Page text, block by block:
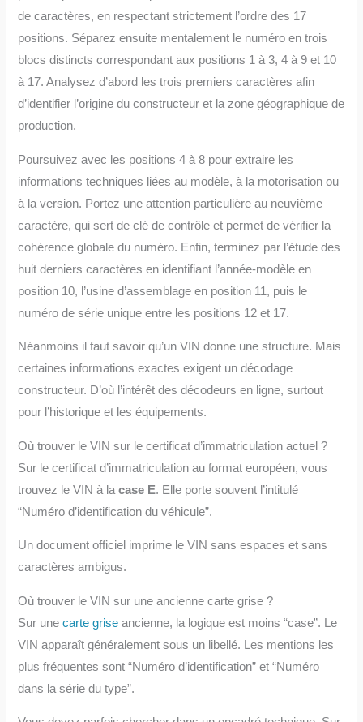
de caractères, en respectant strictement l’ordre des 17
positions. Séparez ensuite mentalement le numéro en trois
blocs distincts correspondant aux positions 1 à 3, 4 à 9 et 10
à 17. Analysez d’abord les trois premiers caractères afin
d’identifier l’origine du constructeur et la zone géographique de
production.
Poursuivez avec les positions 4 à 8 pour extraire les
informations techniques liées au modèle, à la motorisation ou
à la version. Portez une attention particulière au neuvième
caractère, qui sert de clé de contrôle et permet de vérifier la
cohérence globale du numéro. Enfin, terminez par l’étude des
huit derniers caractères en identifiant l’année-modèle en
position 10, l’usine d’assemblage en position 11, puis le
numéro de série unique entre les positions 12 et 17.
Néanmoins il faut savoir qu’un VIN donne une structure. Mais
certaines informations exactes exigent un décodage
constructeur. D’où l’intérêt des décodeurs en ligne, surtout
pour l’historique et les équipements.
Où trouver le VIN sur le certificat d’immatriculation actuel ?
Sur le certificat d’immatriculation au format européen, vous
trouvez le VIN à lacase E. Elle porte souvent l’intitulé
“Numéro d’identification du véhicule”.
Un document officiel imprime le VIN sans espaces et sans
caractères ambigus.
Où trouver le VIN sur une ancienne carte grise ?
Sur unecarte grise ancienne, la logique est moins “case”. Le
VIN apparaît généralement sous un libellé. Les mentions les
plus fréquentes sont “Numéro d’identification” et “Numéro
dans la série du type”.